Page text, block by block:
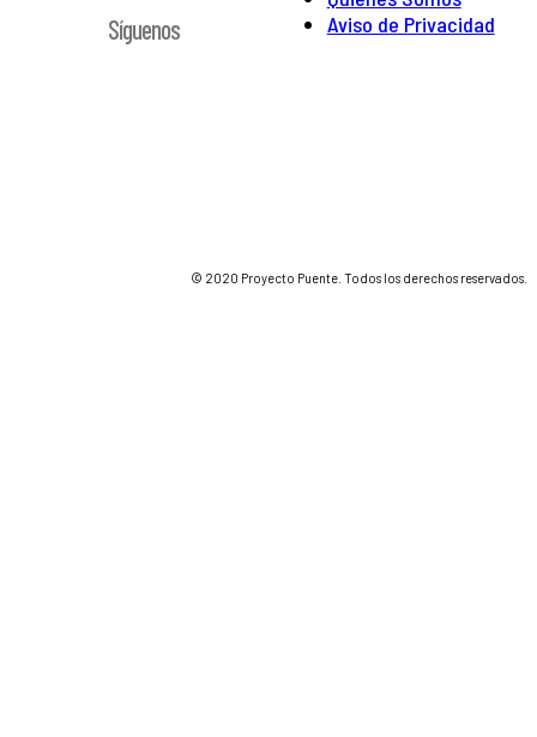
Aviso de Privacidad
Síguenos
© 2020 Proyecto Puente. Todos los derechos reservados.